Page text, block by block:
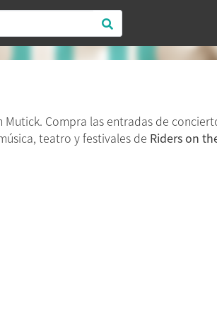
Mutick. Compra las entradas de
teatro y festivales de Riders on